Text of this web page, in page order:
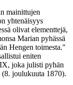
mainittujen
yhtenäisyys
olivat elementtejä,
Marian pyhässä
Hengen toimesta."
eniten
joka julisti pyhän
joulukuuta 1870).